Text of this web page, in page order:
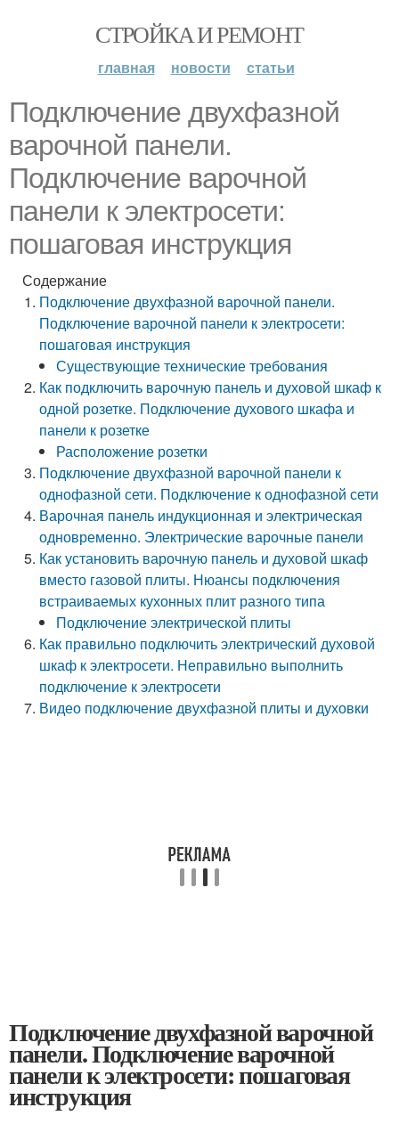
СТРОЙКА И РЕМОНТ
главная новости статьи
Подключение двухфазной
варочной панели.
Подключение варочной
панели к электросети:
пошаговая инструкция
Содержание
Подключение двухфазной варочной панели.
Подключение варочной панели к электросети:
пошаговая инструкция
Существующие технические требования
Как подключить варочную панель и духовой шкаф к
одной розетке. Подключение духового шкафа и
панели к розетке
Расположение розетки
Подключение двухфазной варочной панели к
однофазной сети. Подключение к однофазной сети
Варочная панель индукционная и электрическая
одновременно. Электрические варочные панели
Как установить варочную панель и духовой шкаф
вместо газовой плиты. Нюансы подключения
встраиваемых кухонных плит разного типа
Подключение электрической плиты
Как правильно подключить электрический духовой
шкаф к электросети. Неправильно выполнить
подключение к электросети
Видео подключение двухфазной плиты и духовки
Подключение двухфазной варочной
панели. Подключение варочной
панели к электросети: пошаговая
инструкция